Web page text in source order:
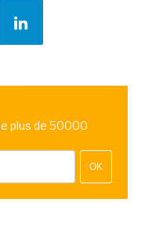
plus de 50000
OK